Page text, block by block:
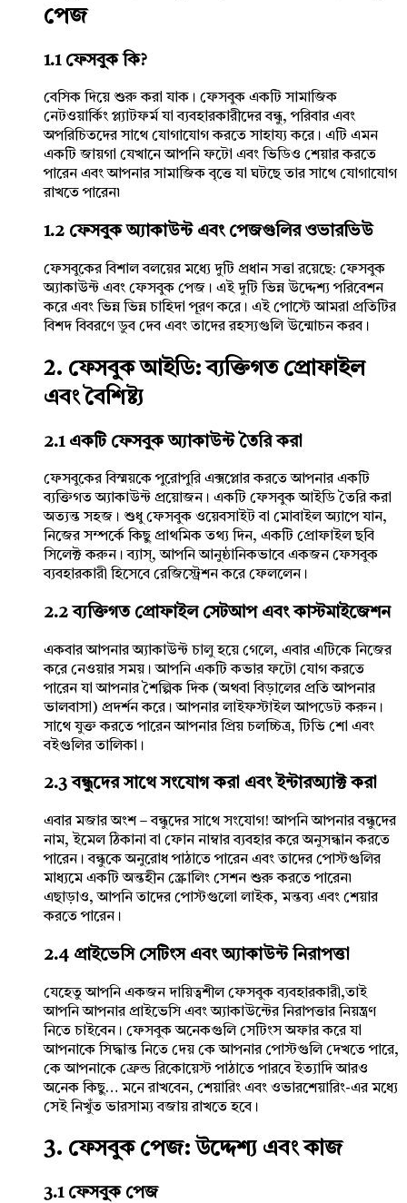
পেজ
1.1 ফেসবুক কি?
বেসিক দিয়ে শুরু করা যাক। ফেসবুক একটি সামাজিক
নেটওয়ার্কিং প্ল্যাটফর্ম যা ব্যবহারকারীদের বন্ধু, পরিবার এবং
অপরিচিতদের সাথে যোগাযোগ করতে সাহায্য করে। এটি এমন
একটি জায়গা যেখানে আপনি ফটো এবং ভিডিও শেয়ার করতে
পারেন এবং আপনার সামাজিক বৃত্তে যা ঘটছে তার সাথে যোগাযোগ
রাখতে পারেন৷
1.2 ফেসবুক অ্যাকাউন্ট এবং পেজগুলির ওভারভিউ
ফেসবুকের বিশাল বলয়ের মধ্যে দুটি প্রধান সত্তা রয়েছে: ফেসবুক
অ্যাকাউন্ট এবং ফেসবুক পেজ। এই দুটি ভিন্ন উদ্দেশ্য পরিবেশন
করে এবং ভিন্ন ভিন্ন চাহিদা পূরণ করে। এই পোস্টে আমরা প্রতিটির
বিশদ বিবরণে ডুব দেব এবং তাদের রহস্যগুলি উন্মোচন করব।
2. ফেসবুক আইডি: ব্যক্তিগত প্রোফাইল
এবং বৈশিষ্ট্য
2.1 একটি ফেসবুক অ্যাকাউন্ট তৈরি করা
ফেসবুকের বিস্ময়কে পুরোপুরি এক্সপ্লোর করতে আপনার একটি
ব্যক্তিগত অ্যাকাউন্ট প্রয়োজন। একটি ফেসবুক আইডি তৈরি করা
অত্যন্ত সহজ। শুধু ফেসবুক ওয়েবসাইট বা মোবাইল অ্যাপে যান,
নিজের সম্পর্কে কিছু প্রাথমিক তথ্য দিন, একটি প্রোফাইল ছবি
সিলেক্ট করুন। ব্যাস্, আপনি আনুষ্ঠানিকভাবে একজন ফেসবুক
ব্যবহারকারী হিসেবে রেজিস্ট্রেশন করে ফেললেন।
2.2 ব্যক্তিগত প্রোফাইল সেটআপ এবং কাস্টমাইজেশন
একবার আপনার অ্যাকাউন্ট চালু হয়ে গেলে, এবার এটিকে নিজের
করে নেওয়ার সময়। আপনি একটি কভার ফটো যোগ করতে
পারেন যা আপনার শৈল্পিক দিক (অথবা বিড়ালের প্রতি আপনার
ভালবাসা) প্রদর্শন করে। আপনার লাইফস্টাইল আপডেট করুন।
সাথে যুক্ত করতে পারেন আপনার প্রিয় চলচ্চিত্র, টিভি শো এবং
বইগুলির তালিকা।
2.3 বন্ধুদের সাথে সংযোগ করা এবং ইন্টারঅ্যাক্ট করা
এবার মজার অংশ – বন্ধুদের সাথে সংযোগ! আপনি আপনার বন্ধুদের
নাম, ইমেল ঠিকানা বা ফোন নাম্বার ব্যবহার করে অনুসন্ধান করতে
পারেন। বন্ধুকে অনুরোধ পাঠাতে পারেন এবং তাদের পোস্টগুলির
মাধ্যমে একটি অন্তহীন স্ক্রোলিং সেশন শুরু করতে পারেন৷
এছাড়াও, আপনি তাদের পোস্টগুলো লাইক, মন্তব্য এবং শেয়ার
করতে পারেন।
2.4 প্রাইভেসি সেটিংস এবং অ্যাকাউন্ট নিরাপত্তা
যেহেতু আপনি একজন দায়িত্বশীল ফেসবুক ব্যবহারকারী,তাই
আপনি আপনার প্রাইভেসি এবং অ্যাকাউন্টের নিরাপত্তার নিয়ন্ত্রণ
নিতে চাইবেন। ফেসবুক অনেকগুলি সেটিংস অফার করে যা
আপনাকে সিদ্ধান্ত নিতে দেয় কে আপনার পোস্টগুলি দেখতে পারে,
কে আপনাকে ফ্রেন্ড রিকোয়েস্ট পাঠাতে পারবে ইত্যাদি আরও
অনেক কিছু… মনে রাখবেন, শেয়ারিং এবং ওভারশেয়ারিং-এর মধ্যে
সেই নিখুঁত ভারসাম্য বজায় রাখতে হবে।
3. ফেসবুক পেজ: উদ্দেশ্য এবং কাজ
3.1 ফেসবুক পেজ